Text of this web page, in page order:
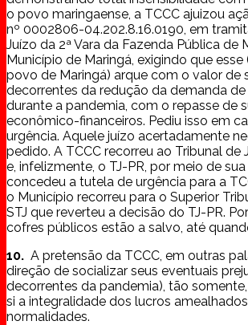
o povo maringaense, a TCCC ajuizou
nº 0002806-04.202.8.16.0190, em
Juízo da 2ª Vara da Fazenda Pública de
Município de Maringá, exigindo que
povo de Maringá) arque com o valor de
decorrentes da redução da demanda de
durante a pandemia, com o repasse de
econômico-financeiros. Pediu isso em
urgência. Aquele juízo acertadamente
pedido. A TCCC recorreu ao Tribunal de
e, infelizmente, o TJ-PR, por meio de sua
concedeu a tutela de urgência para a
o Município recorreu para o Superior
STJ que reverteu a decisão do TJ-PR.
cofres públicos estão a salvo, até
10. A pretensão da TCCC, em outras
direção de socializar seus eventuais
decorrentes da pandemia), tão
si a integralidade dos lucros
normalidades.